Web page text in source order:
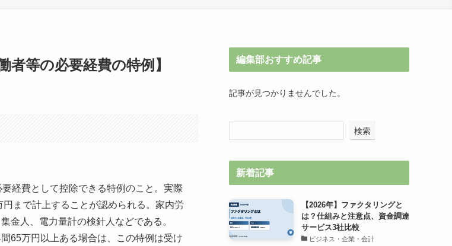
者等の必要経費の特例】
経費として控除できる特例のこと。実際
まで計上することが認められる。家内労
金人、電力量計の検針人などである。
65万円以上ある場合は、この特例は受け
編集部おすすめ記事
記事が見つかりませんでした。
検索
新着記事
【2026年】ファクタリングと
は？仕組みと注意点、資金調達
サービス3社比較
ビジネス・企業・会計